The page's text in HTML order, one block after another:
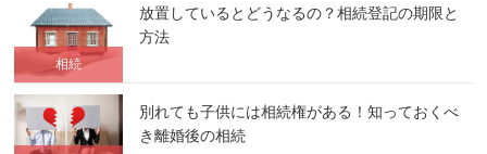
相続
放置しているとどうなるの？相続登記の期限と
方法
別れても子供には相続権がある！知っておくべ
き離婚後の相続